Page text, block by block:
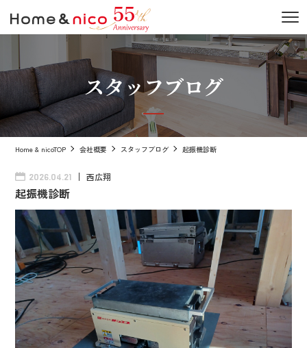
スタッフブログ
Home & nicoTOP 会社概要 スタッフブログ 起振機診断
2026.04.21 西広翔
起振機診断